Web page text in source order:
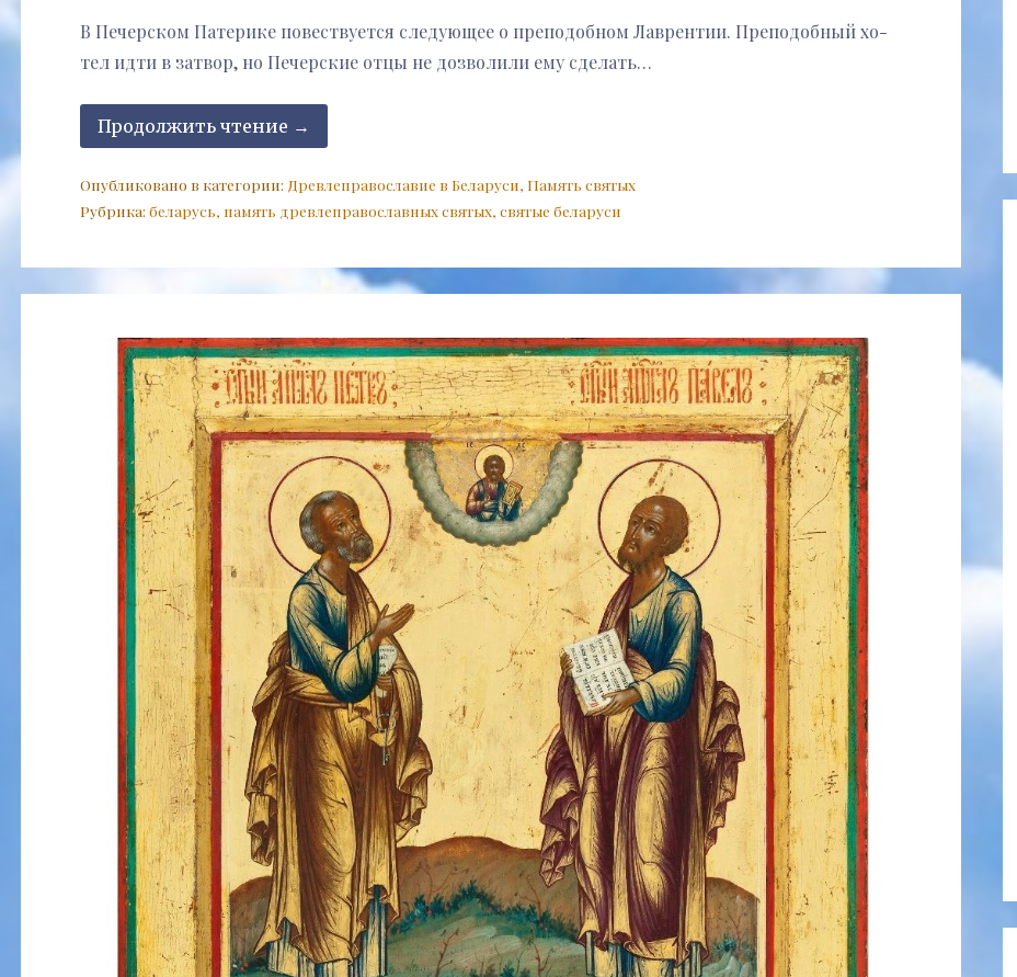
В Пе­чер­ском Па­те­ри­ке по­вест­ву­ет­ся сле­ду­ю­щее о пре­по­доб­ном Лав­рен­тии. Пре­по­доб­ный хо­
тел ид­ти в за­твор, но Пе­чер­ские от­цы не доз­во­ли­ли ему сде­лать…
Продолжить чтение →
Опубликовано в категории: Древлеправославие в Беларуси, Память святых
Рубрика: беларусь, память древлеправославных святых, святые беларуси